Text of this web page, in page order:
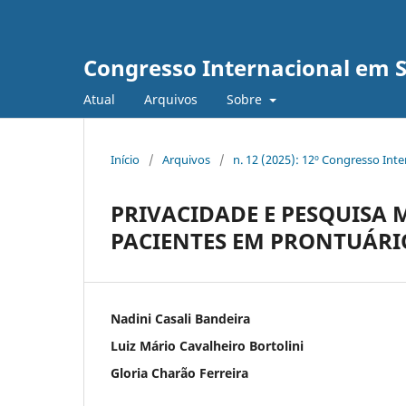
Congresso Internacional em
Atual Arquivos Sobre
Início / Arquivos / n. 12 (2025): 12º Congresso
PRIVACIDADE E PESQUISA
PACIENTES EM
Nadini Casali Bandeira
Luiz Mário Cavalheiro Bortolini
Gloria Charão Ferreira